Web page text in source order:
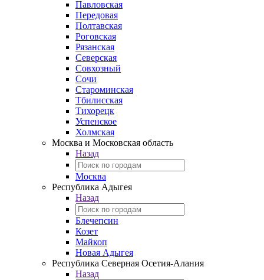
Павловская
Передовая
Полтавская
Роговская
Рязанская
Северская
Совхозный
Сочи
Староминская
Тбилисская
Тихорецк
Успенское
Холмская
Москва и Московская область
Назад
Москва
Республика Адыгея
Назад
Блечепсин
Козет
Майкоп
Новая Адыгея
Республика Северная Осетия-Алания
Назад